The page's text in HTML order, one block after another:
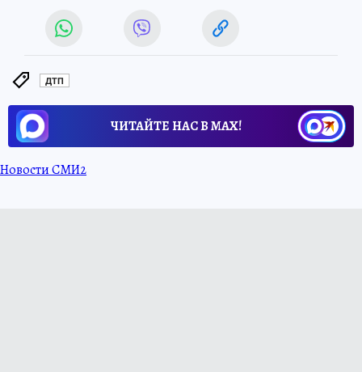
ДТП
ЧИТАЙТЕ НАС В МАХ!
Новости СМИ2